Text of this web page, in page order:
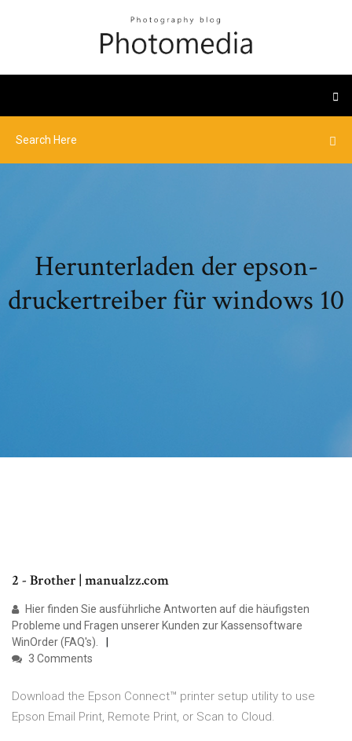
Herunterladen der epson-
druckertreiber für windows 10
2 - Brother | manualzz.com
Hier finden Sie ausführliche Antworten auf die häufigsten
Probleme und Fragen unserer Kunden zur Kassensoftware
WinOrder (FAQ's).
3 Comments
Download the Epson Connect™ printer setup utility to use
Epson Email Print, Remote Print, or Scan to Cloud.